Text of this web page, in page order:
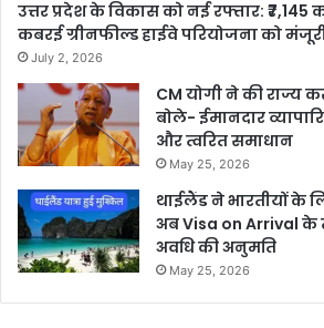
उत्तर प्रदेश के विकास को नई रफ्तार:
कबरई ग्रीनफील्ड हाईवे परियोजना को
July 2, 2026
CM योगी ने की राज्य
बोले- ईमानदार
और त्वरित समाधान
May 25, 2026
थाईलैंड ने भारतीयों के
अब Visa on Arrival के
अवधि की अनुमति
May 25, 2026